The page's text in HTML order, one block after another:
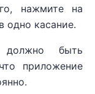
нажмите на
одно касание.
быть
приложение